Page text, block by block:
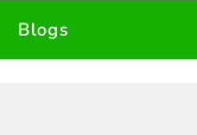
Blogs